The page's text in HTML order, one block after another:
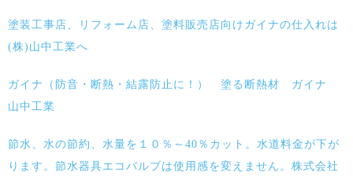
塗装工事店、リフォーム店、塗料販売店向けガイナの仕入れは
(株)山中工業へ
ガイナ（防音・断熱・結露防止に！） 塗る断熱材 ガイナ
山中工業
節水、水の節約、水量を１０％～40％カット。水道料金が下が
ります。節水器具エコバルブは使用感を変えません。株式会社